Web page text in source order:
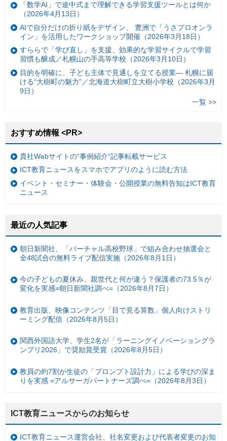
「数学AI」で途中式まで理解できる学習支援ツールとは何か
（2026年4月13日）
AIで自分だけの折り紙をデザイン、 豊洲で「うさプロオンラ
イン」を活用したワークショップ開催（2026年3月18日）
すららで「学び直し」を支援、効果的な学習サイクルで学習
習慣も醸成／札幌山の手高等学校（2026年3月10日）
目的を明確に、子ども主体で見通しを立てる授業— 札幌に届
ける“大樹町の魅力”／北海道大樹町立大樹小学校（2026年3月
9日）
一覧 >>
おすすめ情報 <PR>
貴社Webサイトの“事例紹介”記事転載サービス
ICT教育ニュースをスマホでアプリのように読む方法
イベント・セミナー・体験会・公開授業の無料告知はICT教育
ニュース
最近の人気記事
朝日新聞社、「バーチャル高校野球」で組み合わせ抽選会と
全48試合の無料ライブ配信実施（2026年8月1日）
今の子どもの夏休み、親世代と何が違う？保護者の73.5％が
変化を実感=朝日新聞社調べ=（2026年8月7日）
教育出版、映像コンテンツ「目で見る算数」個人向けストリ
ーミング配信（2026年8月5日）
関西外国語大学、学生2名が「ラーニングイノベーショングラ
ンプリ2026」で奨励賞受賞（2026年8月5日）
教員の約7割が生徒の「プロンプト設計力」による学びの深ま
りを実感 =アルサーガパートナーズ調べ=（2026年8月3日）
ICT教育ニュースからのお知らせ
ICT教育ニュース運営会社、社名変更および代表者変更のお知